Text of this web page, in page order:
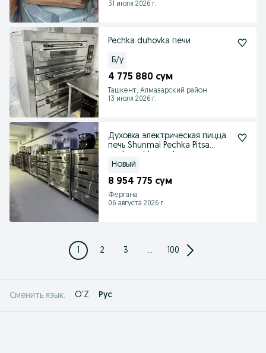
31 июля 2026 г.
Pechka duhovka печи
Б/у
4 775 880 сум
Ташкент, Алмазарский район
13 июля 2026 г.
Духовка электрическая пицца
печь Shunmai Pechka Pitsa
Новый
8 954 775 сум
Фергана
06 августа 2026 г.
1 2 3 ... 100
Сменить язык: O'Z Рус